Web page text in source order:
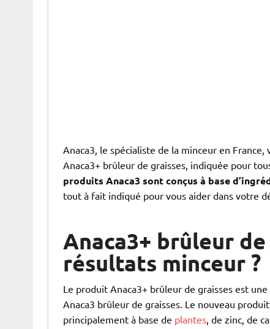
Anaca3, le spécialiste de la minceur en
Anaca3+ brûleur de graisses, indiquée pour
produits Anaca3 sont conçus à base
tout à fait indiqué pour vous aider dans votre
Anaca3+ brûleur
résultats minceur ?
Le produit Anaca3+ brûleur de graisses est
Anaca3 brûleur de graisses. Le nouveau
principalement à base de plantes, de zinc, de